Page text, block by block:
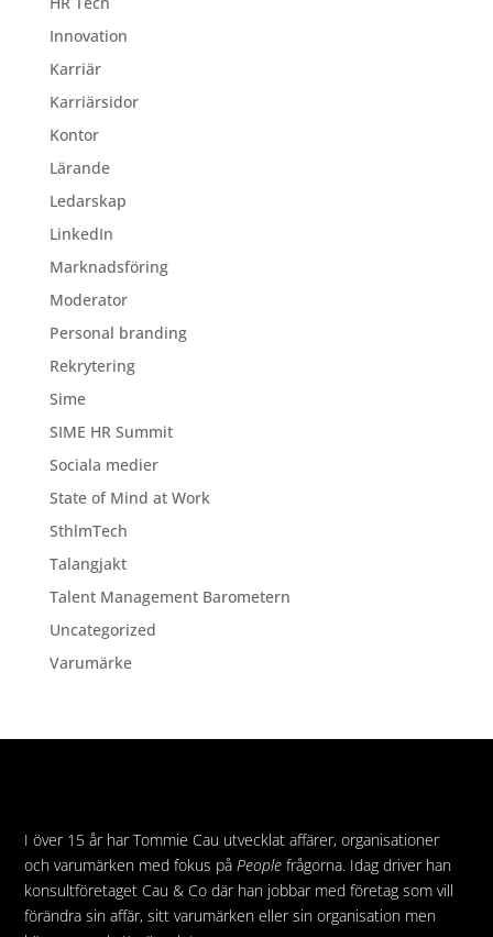
Innovation
Karriär
Karriärsidor
Kontor
Lärande
Ledarskap
LinkedIn
Marknadsföring
Moderator
Personal branding
Rekrytering
Sime
SIME HR Summit
Sociala medier
State of Mind at Work
SthlmTech
Talangjakt
Talent Management Barometern
Uncategorized
Varumärke
I över 15 år har Tommie Cau utvecklat affärer, organisationer
och varumärken med fokus påPeople frågorna. Idag driver han
konsultföretaget Cau & Co där han jobbar med företag som vill
förändra sin affär, sitt varumärken eller sin organisation men